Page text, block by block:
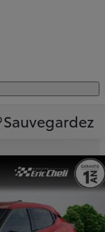
Sauvegardez